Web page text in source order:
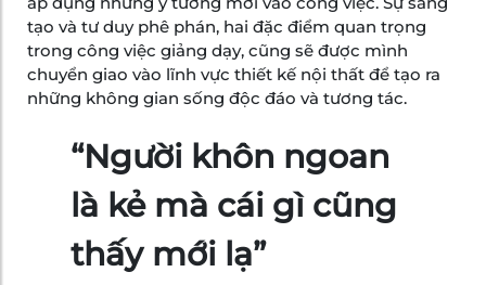
tạo và tư duy phê phán, hai đặc điểm quan trọng
trong công việc giảng dạy, cũng sẽ được mình
chuyển giao vào lĩnh vực thiết kế nội thất để tạo ra
những không gian sống độc đáo và tương tác.
“Người khôn ngoan
là kẻ mà cái gì cũng
thấy mới lạ”